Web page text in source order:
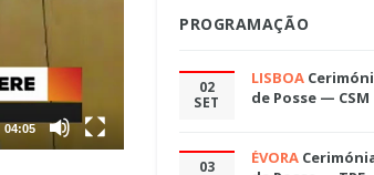
04:05
PROGRAMAÇÃO
02
SET
LISBOA
de Posse — CSM
03
ÉVORA